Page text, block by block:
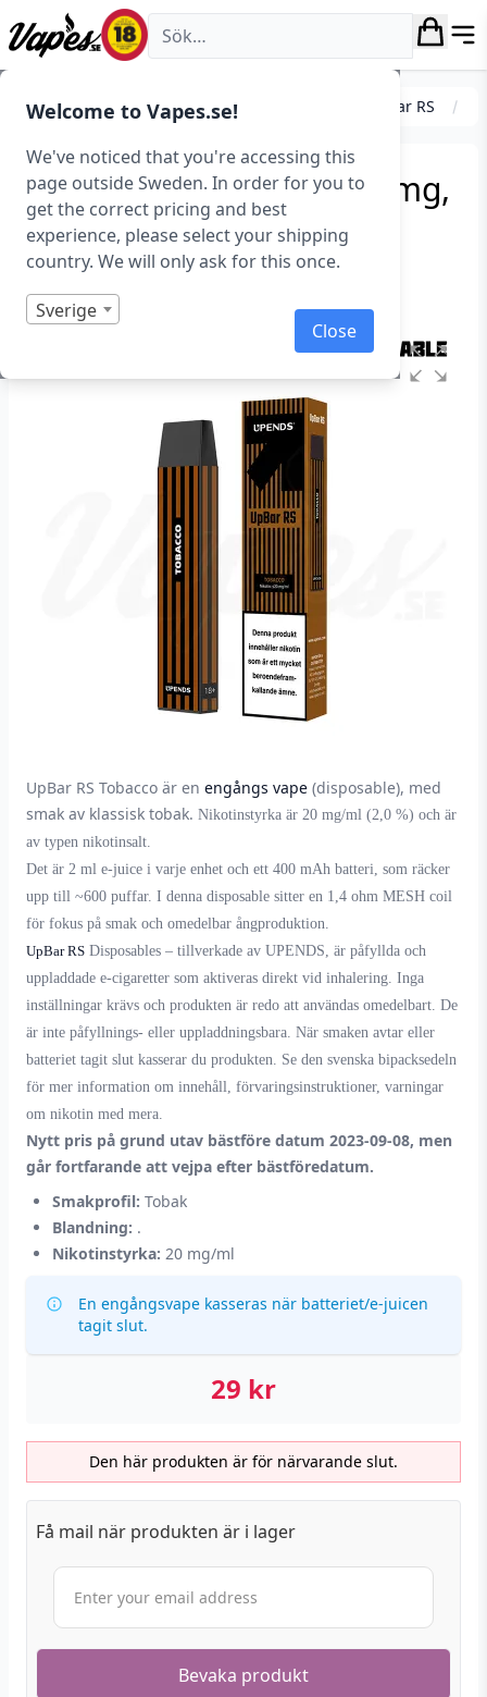
Welcome to Vapes.se!
We've noticed that you're accessing this
page outside Sweden. In order for you to
get the correct pricing and best
experience, please select your shipping
country. We will only ask for this once.
Sverige
Close
Vapes.se
E-cigarett startkit/paket Engångs vape UpBar RS
UpBar RS – Tobacco (20 mg,
Disposable)
Art.nr: 40836
Slut i lager
UpBar RS Tobacco är en engångs vape (disposable), med
smak av klassisk tobak. Nikotinstyrka är 20 mg/ml (2,0 %) och är
av typen nikotinsalt.
Det är 2 ml e-juice i varje enhet och ett 400 mAh batteri, som räcker
upp till ~600 puffar. I denna disposable sitter en 1,4 ohm MESH coil
för fokus på smak och omedelbar ångproduktion.
UpBar RS Disposables – tillverkade av UPENDS, är påfyllda och
uppladdade e-cigaretter som aktiveras direkt vid inhalering. Inga
inställningar krävs och produkten är redo att användas omedelbart. De
är inte påfyllnings- eller uppladdningsbara. När smaken avtar eller
batteriet tagit slut kasserar du produkten. Se den svenska bipacksedeln
för mer information om innehåll, förvaringsinstruktioner, varningar
om nikotin med mera.
Nytt pris på grund utav bästföre datum 2023-09-08, men
går fortfarande att vejpa efter bästföredatum.
Smakprofil: Tobak
Blandning: .
Nikotinstyrka: 20 mg/ml
En engångsvape kasseras när batteriet/e-juicen
tagit slut.
29 kr
Den här produkten är för närvarande slut.
Få mail när produkten är i lager